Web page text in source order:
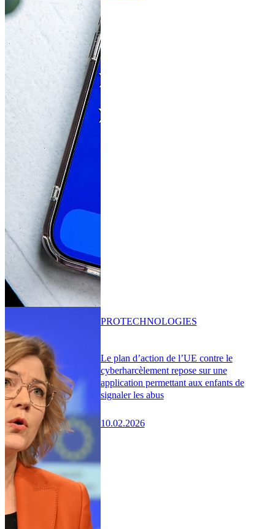
Le plan d’action de l’UE contre le
cyberharcèlement repose sur une
application permettant aux enfants de
signaler les abus
10.02.2026
PROTECHNOLOGIES